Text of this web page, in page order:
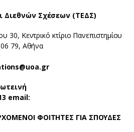
Διεθνών Σχέσεων (ΤΕΔΣ)
30, Κεντρικό κτίριο Πανεπιστημίου
79, Αθήνα
ΦΟΙΤΗΤΕΣ ΓΙΑ ΣΠΟΥΔΕΣ